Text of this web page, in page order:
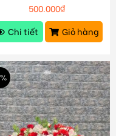
500.000₫
Chi tiết
Giỏ hàng